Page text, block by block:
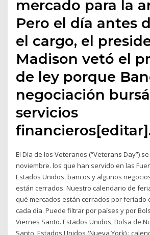
mercado para la
Pero el día antes
el cargo, el
Madison vetó el
de ley porque
negociación
servicios
El Día de los Veteranos (“Veterans Day”)
noviembre. los que han servido en las
Estados Unidos. bancos y algunos
están cerrados. Nuestro calendario de
qué mercados están cerrados por feriado
cada día. Puede filtrar por países y por
Viernes Santo. Estados Unidos, Bolsa de
Santo. Estados Unidos (Nueva York) :